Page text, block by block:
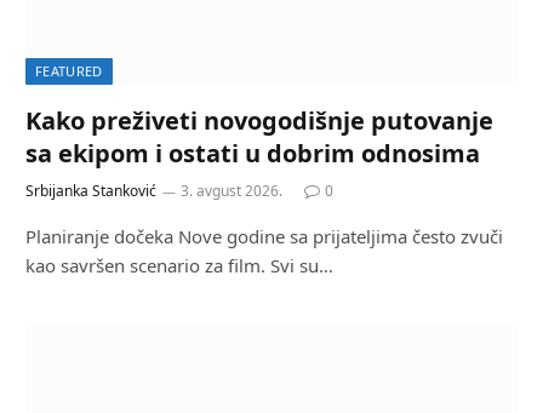
FEATURED
Kako preživeti novogodišnje putovanje
sa ekipom i ostati u dobrim odnosima
Srbijanka Stanković 3. avgust 2026. 0
Planiranje dočeka Nove godine sa prijateljima često zvuči
kao savršen scenario za film. Svi su…